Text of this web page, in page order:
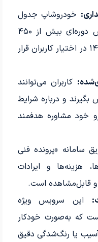
خودروشاپ جدول
کامل هزینه تعویض و سرویس دوره‌ای بیش از ۴۵۰
مدل خودرو را براساس سال ۱۴۰۴ در اختیار کاربران قرار
کاربران می‌توانند
و درباره شرایط
خود مشاوره هدفمند
سامانه «پرونده فنی
هزینه‌ها و ایرادات
قابل‌مشاهده است.
این سرویس ویژه
که به‌صورت خودکار
یا رنگ‌شدگی دقیق